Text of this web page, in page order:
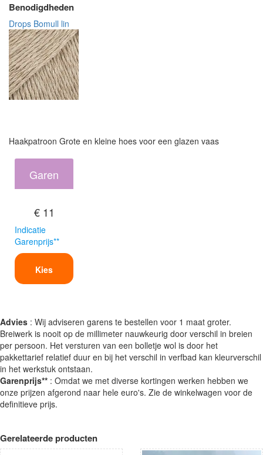
Benodigdheden
Drops Bomull lin
Haakpatroon Grote en kleine hoes voor een glazen vaas
Garen
€ 11
Indicatie
Garenprijs**
Kies
Advies : Wij adviseren garens te bestellen voor 1 maat groter.
Breiwerk is nooit op de millimeter nauwkeurig door verschil in breien
per persoon. Het versturen van een bolletje wol is door het
pakkettarief relatief duur en bij het verschil in verfbad kan kleurverschil
in het werkstuk ontstaan.
Garenprijs** : Omdat we met diverse kortingen werken hebben we
onze prijzen afgerond naar hele euro's. Zie de winkelwagen voor de
definitieve prijs.
Gerelateerde producten